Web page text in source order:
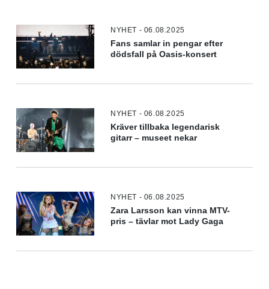
NYHET - 06.08.2025
Fans samlar in pengar efter
dödsfall på Oasis-konsert
NYHET - 06.08.2025
Kräver tillbaka legendarisk
gitarr – museet nekar
NYHET - 06.08.2025
Zara Larsson kan vinna MTV-
pris – tävlar mot Lady Gaga